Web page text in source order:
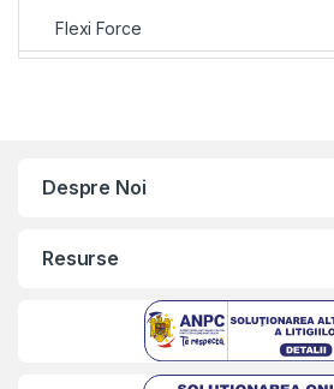
Flexi Force
Despre Noi
Resurse